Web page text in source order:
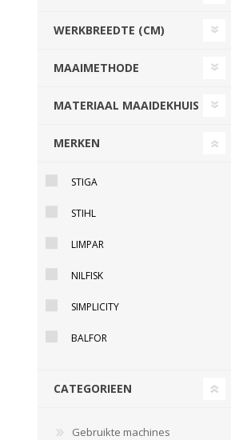
SYSTEMEN EN
LANDBOUWTRANSPORT
WERKBREEDTE (CM)
MAAIMETHODE
MATERIAAL MAAIDEKHUIS
MERKEN
STIGA
STIHL
LIMPAR
NILFISK
SIMPLICITY
BALFOR
CATEGORIEEN
Gebruikte machines